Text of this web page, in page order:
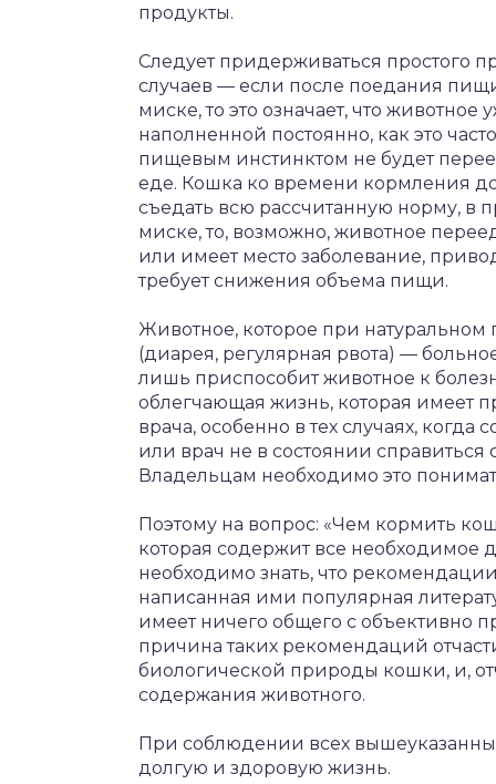
продукты.
Следует придерживаться простого
случаев — если после поедания
миске, то это означает, что
наполненной постоянно, как это
пищевым инстинктом не будет
еде. Кошка ко времени кормления
съедать всю рассчитанную норму, в
миске, то, возможно, животное
или имеет место заболевание,
требует снижения объема пищи.
Животное, которое при
(диарея, регулярная рвота) —
лишь приспособит животное к
облегчающая жизнь, которая имеет
врача, особенно в тех случаях,
или врач не в состоянии
Владельцам необходимо это
Поэтому на вопрос: «Чем кормить
которая содержит все необходимое
необходимо знать, что
написанная ими популярная
имеет ничего общего с объективно
причина таких рекомендаций
биологической природы кошки, и,
содержания животного.
При соблюдении всех
долгую и здоровую жизнь.